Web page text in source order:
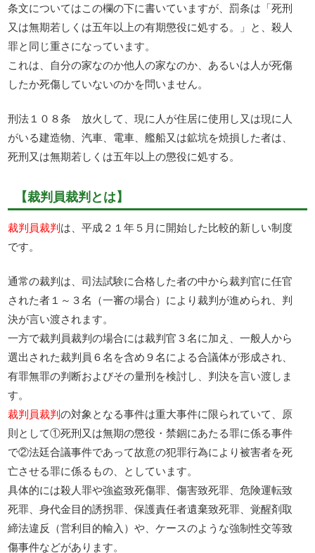
条文についてはこの欄の下に書いていますが、罰条は「死刑
又は無期若しくは五年以上の有期懲役に処する。」と、殺人
罪と同じ重さになっています。
これは、自分の家なのか他人の家なのか、あるいは人が死傷
したか死傷していないのかを問いません。
刑法１０８条 放火して、現に人が住居に使用し又は現に人
がいる建造物、汽車、電車、艦船又は鉱坑を焼損した者は、
死刑又は無期若しくは五年以上の懲役に処する。
【裁判員裁判とは】
裁判員裁判は、平成２１年５月に開始した比較的新しい制度
です。
通常の裁判は、司法試験に合格した者の中から裁判官に任官
された者１～３名（一審の場合）により裁判が進められ、判
決が言い渡されます。
一方で裁判員裁判の場合には裁判官３名に加え、一般人から
選出された裁判員６名を含め９名による合議体が形成され、
有罪無罪の判断およびその量刑を検討し、判決を言い渡しま
す。
裁判員裁判の対象となる事件は重大事件に限られていて、原
則として①死刑又は無期の懲役・禁錮にあたる罪に係る事件
で②法廷合議事件であって故意の犯罪行為により被害者を死
亡させる罪に係るもの、としています。
具体的には殺人罪や強盗致死傷罪、傷害致死罪、危険運転致
死罪、身代金目的誘拐罪、保護責任者遺棄致死罪、覚醒剤取
締法違反（営利目的輸入）や、ケースのような強制性交等致
傷事件などがあります。